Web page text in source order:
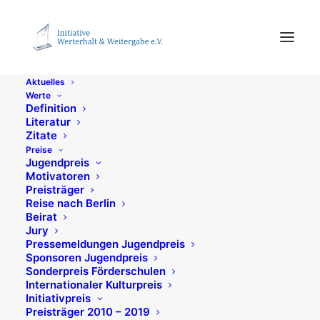
Aktuelles
Werte
Definition
Literatur
Zitate
Preise
Jugendpreis
Motivatoren
Preisträger
Reise nach Berlin
Beirat
Jury
Pressemeldungen Jugendpreis
Sponsoren Jugendpreis
Sonderpreis Förderschulen
Internationaler Kulturpreis
Initiativpreis
Preisträger 2010 – 2019
Toll , dass Du mitmachst – und darüber
nachdenkst wie Du Deine Zukunft gestalten
und dabei Werte erhalten möchtest. Uns
interessiert, was Du in Deinem Leben
wertvoll erachtest und wo Du künftig die
größten Herausforderungen siehst.
Um Dir den Einstieg in den
Aufsatzwettbewerb zu erleichtern, möchten
wir Dir in den kommenden Wochen
Themenschwerpunkte vorstellen. Hier